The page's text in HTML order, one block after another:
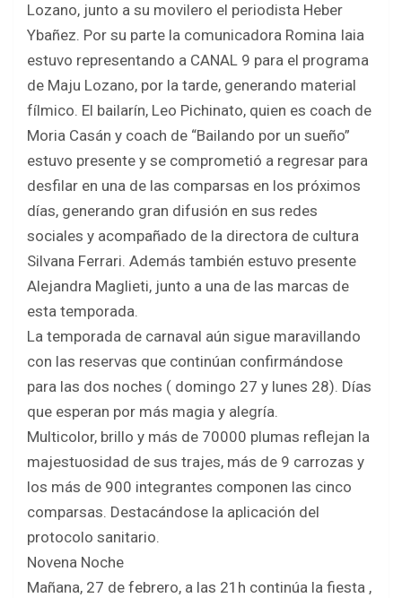
Lozano, junto a su movilero el periodista Heber
Ybañez. Por su parte la comunicadora Romina Iaia
estuvo representando a CANAL 9 para el programa
de Maju Lozano, por la tarde, generando material
fílmico. El bailarín, Leo Pichinato, quien es coach de
Moria Casán y coach de “Bailando por un sueño”
estuvo presente y se comprometió a regresar para
desfilar en una de las comparsas en los próximos
días, generando gran difusión en sus redes
sociales y acompañado de la directora de cultura
Silvana Ferrari. Además también estuvo presente
Alejandra Maglieti, junto a una de las marcas de
esta temporada.
La temporada de carnaval aún sigue maravillando
con las reservas que continúan confirmándose
para las dos noches ( domingo 27 y lunes 28). Días
que esperan por más magia y alegría.
Multicolor, brillo y más de 70000 plumas reflejan la
majestuosidad de sus trajes, más de 9 carrozas y
los más de 900 integrantes componen las cinco
comparsas. Destacándose la aplicación del
protocolo sanitario.
Novena Noche
Mañana, 27 de febrero, a las 21h continúa la fiesta ,